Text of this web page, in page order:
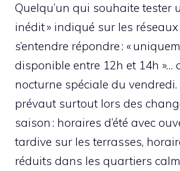
Quelqu’un qui souhaite tester
inédit » indiqué sur les
s’entendre répondre : «
disponible entre 12h et 14h »…
nocturne spéciale du
prévaut surtout lors des
saison : horaires d’été avec
tardive sur les terrasses,
réduits dans les quartiers